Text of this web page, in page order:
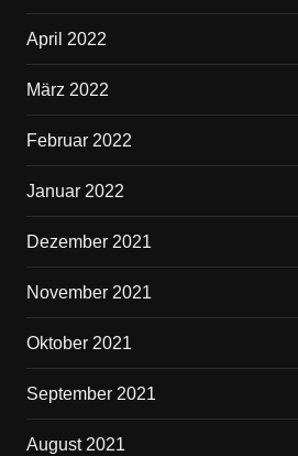
April 2022
März 2022
Februar 2022
Januar 2022
Dezember 2021
November 2021
Oktober 2021
September 2021
August 2021